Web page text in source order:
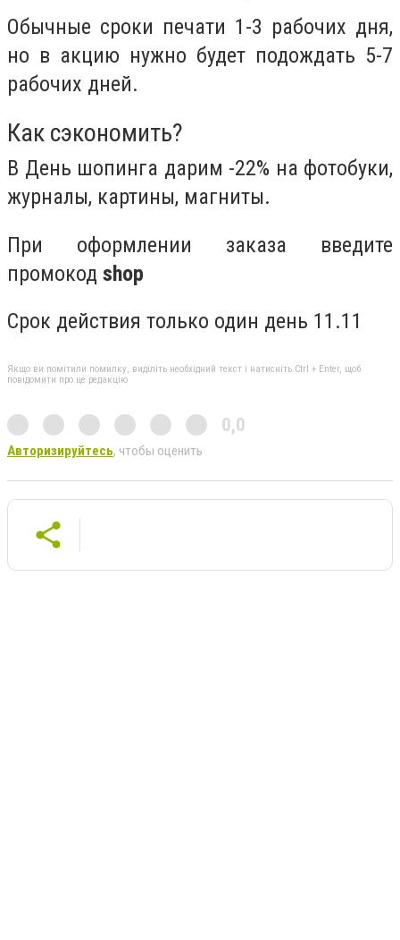
Обычные сроки печати 1-3 рабочих дня,
но в акцию нужно будет подождать 5-7
рабочих дней.
Как сэкономить?
В День шопинга дарим -22% на фотобуки,
журналы, картины, магниты.
При оформлении заказа введите
промокод shop
Срок действия только один день 11.11
Якщо ви помітили помилку, виділіть необхідний текст і натисніть Ctrl + Enter, щоб
повідомити про це редакцію
0,0
Авторизируйтесь, чтобы оценить